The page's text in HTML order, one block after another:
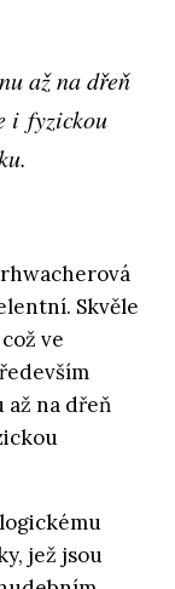
až na dřeň
i fyzickou
Skvěle
ve
až na dřeň
jež jsou